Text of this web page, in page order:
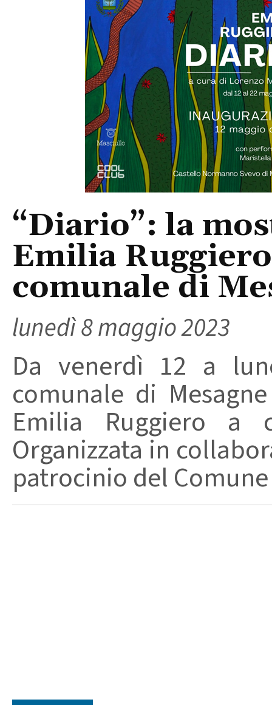
“Diario”: la
Emilia
comunale di
lunedì 8 maggio 2023
Da venerdì 12 a
comunale di
Emilia Ruggiero a
Organizzata in
patrocinio del